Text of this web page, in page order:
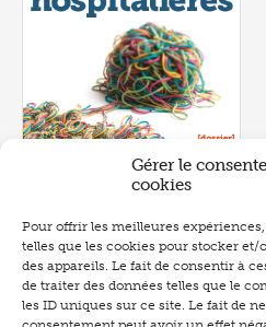
Gérer le
cookies
Pour offrir les meilleures
telles que les cookies pour stocker
des appareils. Le fait de consentir à
de traiter des données telles que le
les ID uniques sur ce site. Le fait de
Numéro 657- juin 2026